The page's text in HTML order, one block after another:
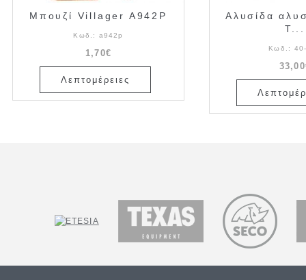
Μπουζί Villager A942P
Κωδ.: a942p
1,70€
Λεπτομέρειες
Αλυσίδα
T...
Κωδ.: